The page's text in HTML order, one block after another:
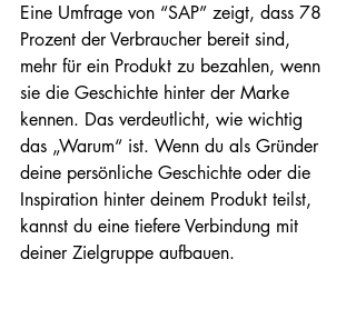
Eine Umfrage von “SAP” zeigt, dass 78
Prozent der Verbraucher bereit sind,
mehr für ein Produkt zu bezahlen, wenn
sie die Geschichte hinter der Marke
kennen. Das verdeutlicht, wie wichtig
das „Warum“ ist. Wenn du als Gründer
deine persönliche Geschichte oder die
Inspiration hinter deinem Produkt teilst,
kannst du eine tiefere Verbindung mit
deiner Zielgruppe aufbauen.